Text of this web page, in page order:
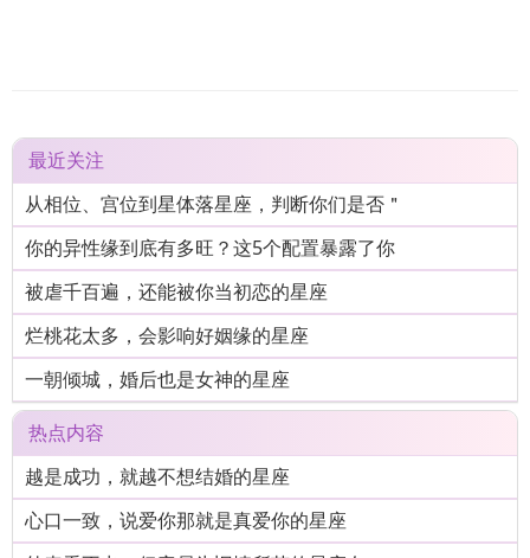
最近关注
从相位、宫位到星体落星座，判断你们是否＂
你的异性缘到底有多旺？这5个配置暴露了你
被虐千百遍，还能被你当初恋的星座
烂桃花太多，会影响好姻缘的星座
一朝倾城，婚后也是女神的星座
热点内容
越是成功，就越不想结婚的星座
心口一致，说爱你那就是真爱你的星座